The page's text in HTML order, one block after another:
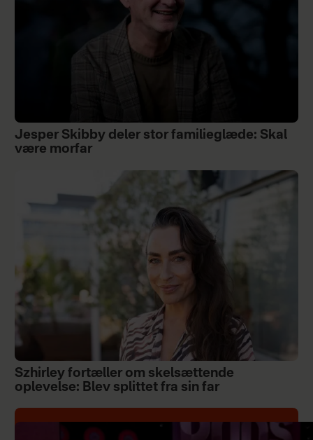
Jesper Skibby deler stor familieglæde: Skal
være morfar
Szhirley fortæller om skelsættende
oplevelse: Blev splittet fra sin far